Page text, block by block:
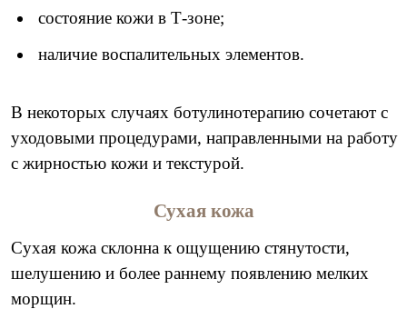
состояние кожи в Т-зоне;
наличие воспалительных элементов.
В некоторых случаях ботулинотерапию сочетают с
уходовыми процедурами, направленными на работу
с жирностью кожи и текстурой.
Сухая кожа
Сухая кожа склонна к ощущению стянутости,
шелушению и более раннему появлению мелких
морщин.